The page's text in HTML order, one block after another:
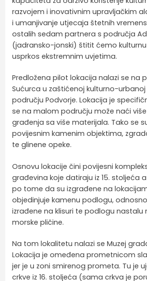
razvojem i inovativnim upravljačkim
i umanjivanje utjecaja štetnih
ostalih sedam partnera s područja
(jadransko-jonski) štitit ćemo
usprkos ekstremnim uvjetima.
Predložena pilot lokacija nalazi se na
Sućurca u zaštićenoj kulturno-urbanoj
području Podvorje. Lokacija je
se na malom području može naći
građenja sa više materijala. Tako se
povijesnim kamenim objektima,
te glinene opeke.
Osnovu lokacije čini povijesni
građevina koje datiraju iz 15. stoljeća
po tome da su izgrađene na
objedinjuje kamenu podlogu,
izrađene na klisuri te podlogu nastalu
morske pličine.
Na tom lokalitetu nalazi se Muzej
Lokacija je omeđena prometnicom
jer je u zoni smirenog prometa. Tu je
crkve iz 16. stoljeća (sama crkva je